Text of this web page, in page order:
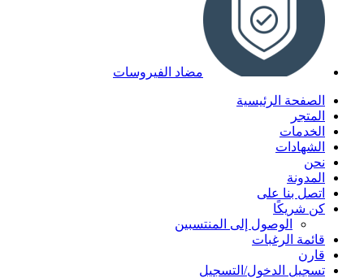
مضاد الفيروسات
الصفحة الرئيسية
المتجر
الخدمات
الشهادات
نحن
المدونة
اتصل بنا على
كن شريكًا
الوصول إلى المنتسبين
قائمة الرغبات
قارن
تسجيل الدخول/التسجيل